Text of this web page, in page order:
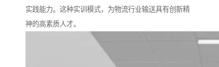
实践能力。这种实训模式，为物流行业输送具有创新精
神的高素质人才。